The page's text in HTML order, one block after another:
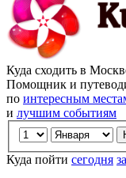
Куда сходить в
Помощник и
по интересным
и лучшим событиям
Куда пойти сегодня